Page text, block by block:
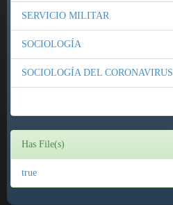
SERVICIO MILITAR
SOCIOLOGÍA
SOCIOLOGÍA DEL CORONAVIRUS
Has File(s)
true